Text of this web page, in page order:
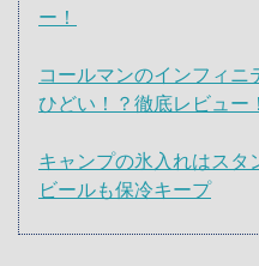
ー！
コールマンのインフィニ
ひどい！？徹底レビュー！
キャンプの氷入れはスタ
ビールも保冷キープ